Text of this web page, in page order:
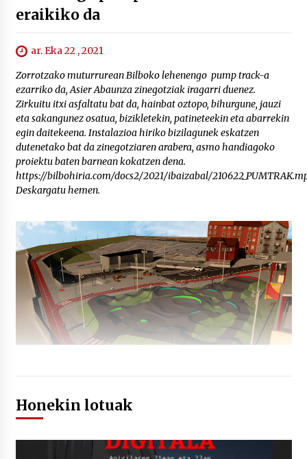
eraikiko da
ar. Eka 22 , 2021
Zorrotzako muturrurean Bilboko lehenengo pump track-a
ezarriko da, Asier Abaunza zinegotziak iragarri duenez.
Zirkuitu itxi asfaltatu bat da, hainbat oztopo, bihurgune, jauzi
eta sakangunez osatua, bizikletekin, patineteekin eta abarrekin
egin daitekeena. Instalazioa hiriko bizilagunek eskatzen
dutenetako bat da zinegotziaren arabera, asmo handiagoko
proiektu baten barnean kokatzen dena.
https://bilbohiria.com/docs2/2021/ibaizabal/
Deskargatu hemen.
Honekin lotuak